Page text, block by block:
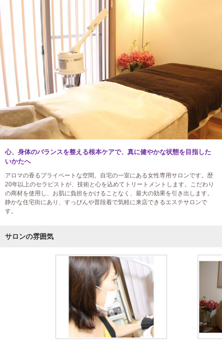
心、身体のバランスを整える根本ケアで、真に健やかな状態を目指した
いかたへ
アロマの香るプライベートな空間。自宅の一室にある女性専用サロンです。歴
20年以上のセラピストが、技術と心を込めてトリートメントします。こだわり
の商材を使用し、お肌に負担をかけることなく、最大の効果を引き出します。
静かな住宅街にあり、すっぴんや普段着で気軽に来店できるエステサロンで
す。
サロンの雰囲気